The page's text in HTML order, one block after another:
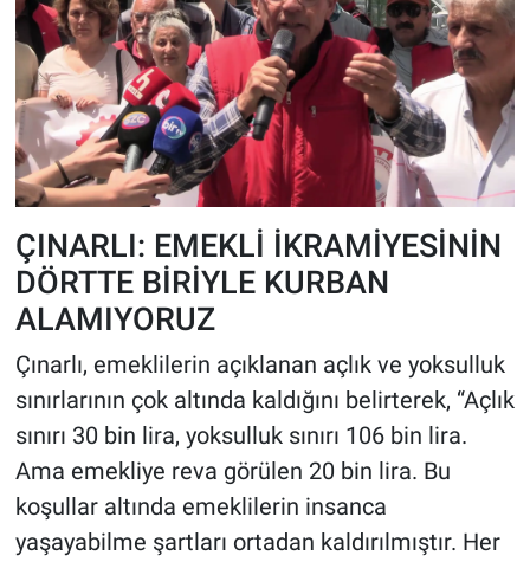
ÇINARLI: EMEKLİ İKRAMİYESİNİN
DÖRTTE BİRİYLE KURBAN
ALAMIYORUZ
Çınarlı, emeklilerin açıklanan açlık ve yoksulluk
sınırlarının çok altında kaldığını belirterek, “Açlık
sınırı 30 bin lira, yoksulluk sınırı 106 bin lira.
Ama emekliye reva görülen 20 bin lira. Bu
koşullar altında emeklilerin insanca
yaşayabilme şartları ortadan kaldırılmıştır. Her